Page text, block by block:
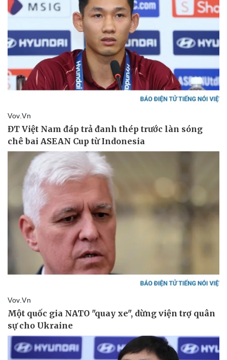
Pháp luật
Vụ án
Tin nóng
Tư vấn luật
Quân sự - Quốc phòng
Vũ khí